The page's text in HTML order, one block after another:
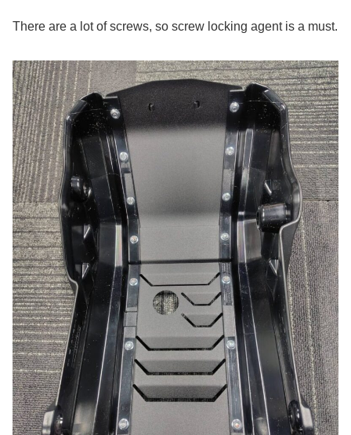
There are a lot of screws, so screw locking agent is a must.